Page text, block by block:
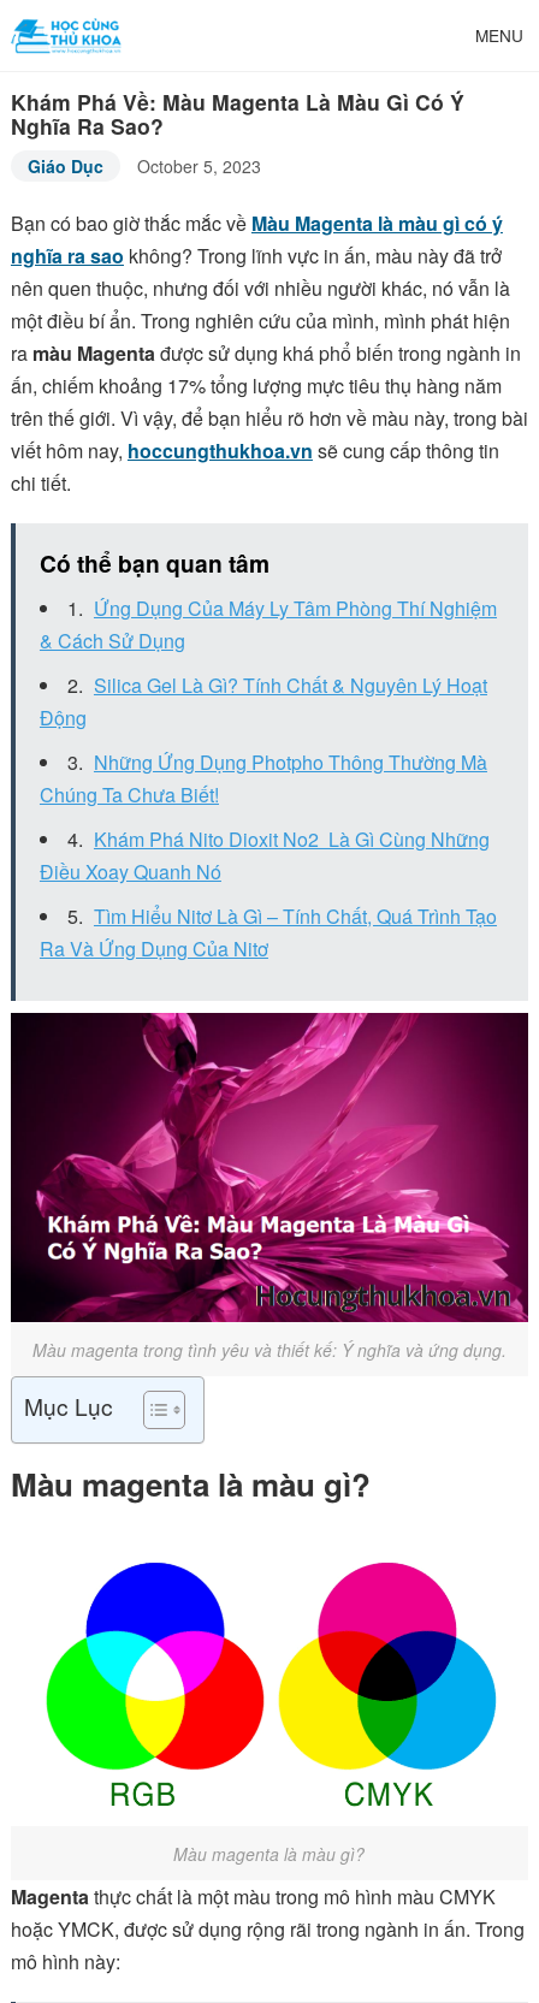
MENU
Khám Phá Về: Màu Magenta Là Màu Gì Có Ý
Nghĩa Ra Sao?
Giáo Dục October 5, 2023
Bạn có bao giờ thắc mắc về Màu Magenta là màu gì có ý
nghĩa ra sao không? Trong lĩnh vực in ấn, màu này đã trở
nên quen thuộc, nhưng đối với nhiều người khác, nó vẫn là
một điều bí ẩn. Trong nghiên cứu của mình, mình phát hiện
ra màu Magentađược sử dụng khá phổ biến trong ngành in
ấn, chiếm khoảng 17% tổng lượng mực tiêu thụ hàng năm
trên thế giới. Vì vậy, để bạn hiểu rõ hơn về màu này, trong bài
viết hôm nay, hoccungthukhoa.vn sẽ cung cấp thông tin
chi tiết.
Có thể bạn quan tâm
Ứng Dụng Của Máy Ly Tâm Phòng Thí Nghiệm
& Cách Sử Dụng
Silica Gel Là Gì? Tính Chất & Nguyên Lý Hoạt
Động
Những Ứng Dụng Photpho Thông Thường Mà
Chúng Ta Chưa Biết!
Khám Phá Nito Dioxit No2 Là Gì Cùng Những
Điều Xoay Quanh Nó
Tìm Hiểu Nitơ Là Gì – Tính Chất, Quá Trình Tạo
Ra Và Ứng Dụng Của Nitơ
Màu magenta trong tình yêu và thiết kế: Ý nghĩa và ứng dụng.
Mục Lục
Màu magenta là màu gì?
Màu magenta là màu gì?
Magentathực chất là một màu trong mô hình màu CMYK
hoặc YMCK, được sử dụng rộng rãi trong ngành in ấn. Trong
mô hình này: